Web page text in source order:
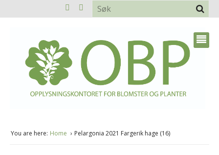
You are here: Home Pelargonia 2021 Fargerik hage (16)